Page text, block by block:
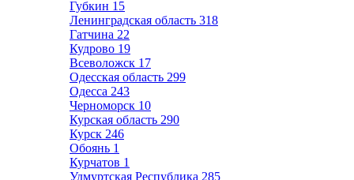
Губкин 15
Ленинградская область 318
Гатчина 22
Кудрово 19
Всеволожск 17
Одесская область 299
Одесса 243
Черноморск 10
Курская область 290
Курск 246
Обоянь 1
Курчатов 1
Удмуртская Республика 285